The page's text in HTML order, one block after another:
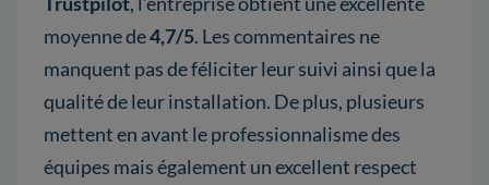
moyenne de4,7/5. Les commentaires ne
manquent pas de féliciter leur suivi ainsi que la
qualité de leur installation. De plus, plusieurs
mettent en avant le professionnalisme des
équipes mais également un excellent respect